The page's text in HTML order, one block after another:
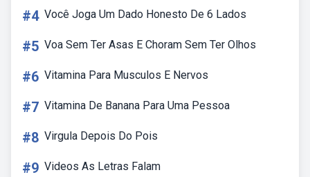
#4 Você Joga Um Dado Honesto De 6 Lados
#5 Voa Sem Ter Asas E Choram Sem Ter Olhos
#6 Vitamina Para Musculos E Nervos
#7 Vitamina De Banana Para Uma Pessoa
#8 Virgula Depois Do Pois
#9 Videos As Letras Falam